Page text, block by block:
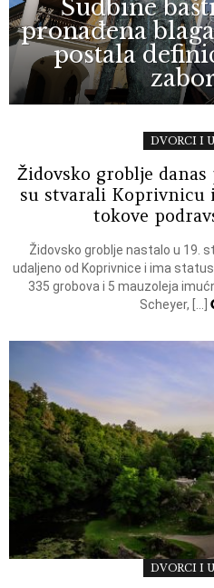
Sudbine
pronađena
postala
DVORCI I
Židovsko groblje
su stvarali Koprivnicu
tokove
Židovsko groblje nastalo u 19.
udaljeno od Koprivnice i ima
335 grobova i 5 mauzoleja
Scheyer, […]
DVORCI I